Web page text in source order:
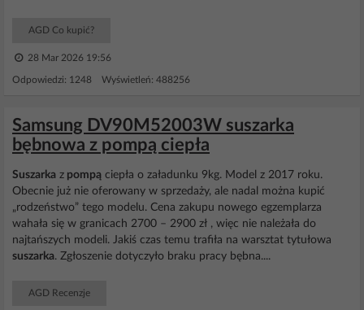
AGD Co kupić?
28 Mar 2026 19:56
Odpowiedzi: 1248 Wyświetleń: 488256
Samsung DV90M52003W suszarka
bębnowa z pompą ciepła
Suszarka z pompą ciepła o załadunku 9kg. Model z 2017 roku.
Obecnie już nie oferowany w sprzedaży, ale nadal można kupić
„rodzeństwo” tego modelu. Cena zakupu nowego egzemplarza
wahała się w granicach 2700 – 2900 zł , więc nie należała do
najtańszych modeli. Jakiś czas temu trafiła na warsztat tytułowa
suszarka. Zgłoszenie dotyczyło braku pracy bębna....
AGD Recenzje